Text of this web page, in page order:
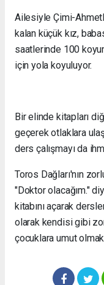
Ailesiyle Çimi-
kalan küçük kız,
saatlerinde 100
için yola koyuluyor.
Bir elinde kitapları
geçerek otlaklara
ders çalışmayı da
Toros Dağları'nın
"Doktor olacağım."
kitabını açarak
olarak kendisi gibi
çocuklara umut